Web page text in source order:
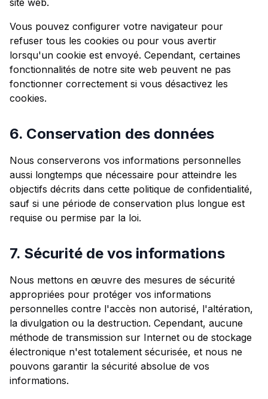
site web.
Vous pouvez configurer votre navigateur pour
refuser tous les cookies ou pour vous avertir
lorsqu'un cookie est envoyé. Cependant, certaines
fonctionnalités de notre site web peuvent ne pas
fonctionner correctement si vous désactivez les
cookies.
6. Conservation des données
Nous conserverons vos informations personnelles
aussi longtemps que nécessaire pour atteindre les
objectifs décrits dans cette politique de confidentialité,
sauf si une période de conservation plus longue est
requise ou permise par la loi.
7. Sécurité de vos informations
Nous mettons en œuvre des mesures de sécurité
appropriées pour protéger vos informations
personnelles contre l'accès non autorisé, l'altération,
la divulgation ou la destruction. Cependant, aucune
méthode de transmission sur Internet ou de stockage
électronique n'est totalement sécurisée, et nous ne
pouvons garantir la sécurité absolue de vos
informations.